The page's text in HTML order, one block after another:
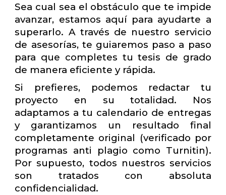
Sea cual sea el obstáculo que te impide
avanzar, estamos aquí para ayudarte a
superarlo. A través de nuestro servicio
de asesorías, te guiaremos paso a paso
para que completes tu tesis de grado
de manera eficiente y rápida.
Si prefieres, podemos redactar tu
proyecto en su totalidad. Nos
adaptamos a tu calendario de entregas
y garantizamos un resultado final
completamente original (verificado por
programas anti plagio como Turnitin).
Por supuesto, todos nuestros servicios
son tratados con absoluta
confidencialidad.